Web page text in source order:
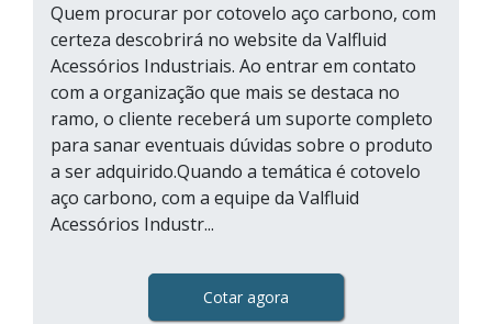
Quem procurar por cotovelo aço carbono, com
certeza descobrirá no website da Valfluid
Acessórios Industriais. Ao entrar em contato
com a organização que mais se destaca no
ramo, o cliente receberá um suporte completo
para sanar eventuais dúvidas sobre o produto
a ser adquirido.Quando a temática é cotovelo
aço carbono, com a equipe da Valfluid
Acessórios Industr...
Cotar agora